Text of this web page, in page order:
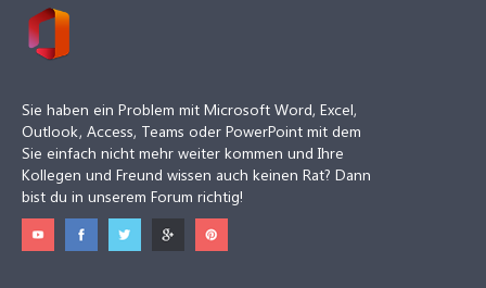
Sie haben ein Problem mit Microsoft Word, Excel,
Outlook, Access, Teams oder PowerPoint mit dem
Sie einfach nicht mehr weiter kommen und Ihre
Kollegen und Freund wissen auch keinen Rat? Dann
bist du in unserem Forum richtig!